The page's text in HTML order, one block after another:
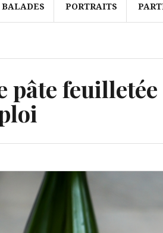
BALADES PORTRAITS
pâte